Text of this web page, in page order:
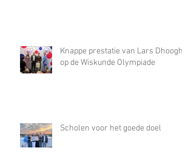
Knappe prestatie van Lars Dhooghe
op de Wiskunde Olympiade
Scholen voor het goede doel